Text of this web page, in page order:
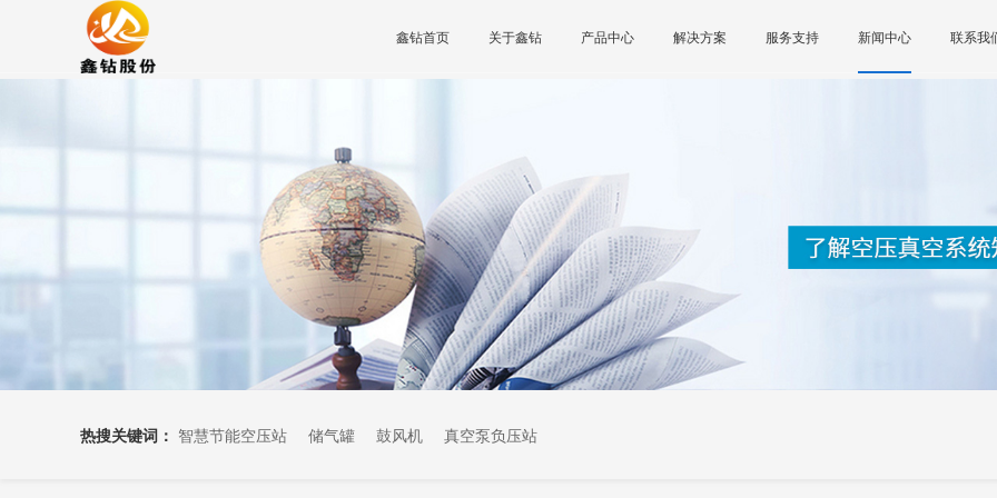
鑫钻首页 关于鑫钻 产品中心 解决方案 服务支持 新闻中心 联系我
热搜关键词： 智慧节能空压站 储气罐 鼓风机 真空泵负压站